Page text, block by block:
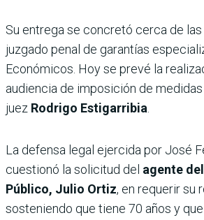
Su entrega se concretó cerca de las
juzgado penal de garantías
Económicos. Hoy se prevé la
audiencia de imposición de
juez Rodrigo Estigarribia
La defensa legal ejercida por José
cuestionó la solicitud del agente
Público, Julio Ortiz, en requerir su
sosteniendo que tiene 70 años y